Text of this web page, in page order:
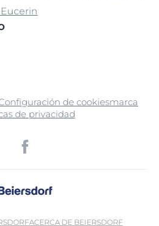
de cookiesmarca
de privacidad
ACERCA DE BEIERSDORF